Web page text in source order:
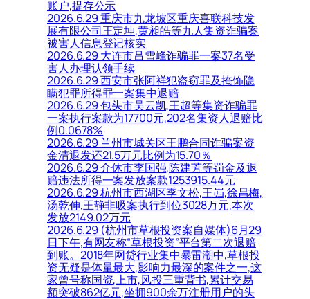
账户,提存公示
2026.6.29 重庆市九龙坡区重庆喜联科技发
展有限公司王定坤,黄昶皓等九人集资诈骗案
被害人信息登记核实
2026.6.29 大连市吕雪峰诈骗罪一案37名受
害人办理认领手续
2026.6.29 西安市张阿祥犯盗窃罪及掩饰隐
瞒犯罪所得罪一案集中退赔
2026.6.29 包头市吴云凯,王超等集资诈骗罪
一案执行案款为17700元,202名集资人退赔比
例0.0678%
2026.6.29 兰州市城关区王鹏合同诈骗案资
金清退发还21.5万元比例为15.70％
2026.6.29 介休市李国强,陈建芳等罚金及退
赔违法所得一案发放案款1253915.44元
2026.6.29 杭州市西湖区季文松,王岿,徐昌梅,
汤乾伸,王静非吸案执行到位3028万元,本次
发放2149.02万元
2026.6.29 (杭州市草根投资案自媒体)6月29
日下午,有网友称“草根投资”平台第二次退赔
到账。2018年网贷行业集中暴雷潮中,草根投
资无疑是体量最大,影响力最深的案件之一,这
家曾号称国资,上市,风投三重背书,累计交易
额突破862亿元,坐拥900余万注册用户的头